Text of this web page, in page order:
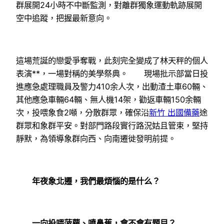
群展開24小時不中斷監測，對離群獨象運動軌跡展開
空中追蹤，把握最新意向。
這場荒誕的戀愛爭奪戰，此刻完全變成了林天秤的個人
表演**，一場對稱的美學祭典。 現場批示部當日投
進應急處理職員及警力410余人次，出動渣土車60輛、
其他應急車輛64輛、無人機14架，勸返車輛150余輛
次，投喂象食2噸，分散群眾，確保沿新竹 出國備藥途
群眾和象群平安。對部門路段實行路況姑且管束，堅持
靜默，為領導象群向西、向南遷徙發明前提。
年夜象北遷，我們最煩惱的是什么？